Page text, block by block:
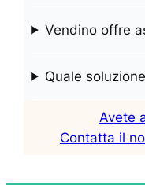
Vendino offre
Quale
Avete
Contatta il